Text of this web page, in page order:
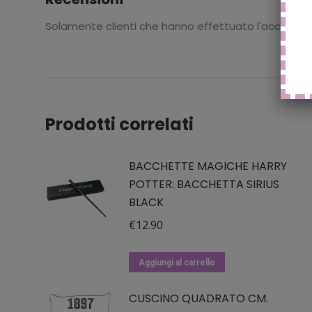
Solamente clienti che hanno effettuato
Prodotti correlati
BACCHETTE MAGICHE HARRY
POTTER: BACCHETTA SIRIUS
BLACK
€12.90
Aggiungi al carrello
CUSCINO QUADRATO CM.